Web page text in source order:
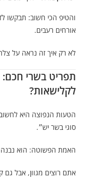
אורחים רעבים.
לא רק איך זה נראה על
תפריט בשרי חכם:
לקלישאות?
הטעות הנפוצה היא
סוגי בשר יש״.
האמת הפשוטה: הוא
אתם רוצים מגוון, אבל גם